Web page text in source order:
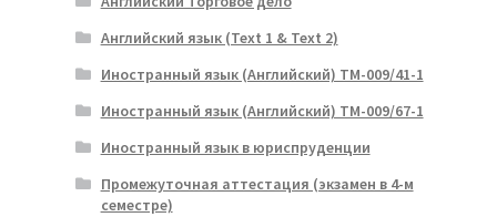
Английский язык (Text 1 & Text 2)
Иностранный язык (Английский) ТМ-009/41-1
Иностранный язык (Английский) ТМ-009/67-1
Иностранный язык в юриспруденции
Промежуточная аттестация (экзамен в 4-м
семестре)